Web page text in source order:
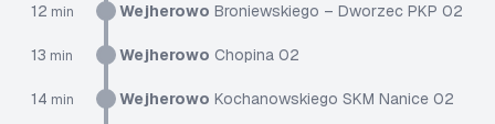
12 min Wejherowo Broniewskiego – Dworzec PKP 02
13 min Wejherowo Chopina 02
14 min Wejherowo Kochanowskiego SKM Nanice 02